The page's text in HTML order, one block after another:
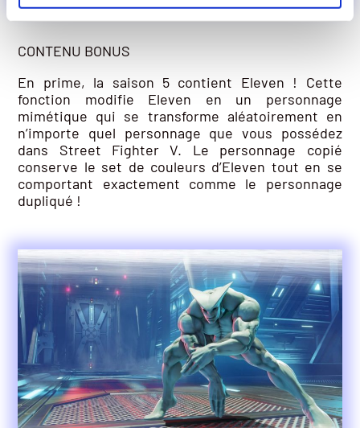
CONTENU BONUS
En prime, la saison 5 contient Eleven ! Cette
fonction modifie Eleven en un personnage
mimétique qui se transforme aléatoirement en
n’importe quel personnage que vous possédez
dans Street Fighter V. Le personnage copié
conserve le set de couleurs d’Eleven tout en se
comportant exactement comme le personnage
dupliqué !